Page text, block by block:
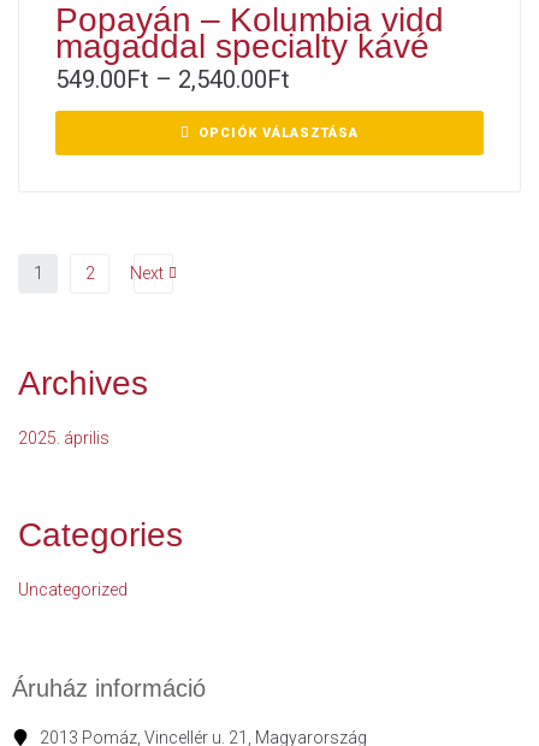
Popayán – Kolumbia vidd
magaddal specialty kávé
549.00Ft – 2,540.00Ft
OPCIÓK VÁLASZTÁSA
1 2 Next
Archives
2025. április
Categories
Uncategorized
Áruház információ
2013 Pomáz, Vincellér u. 21, Magyarország